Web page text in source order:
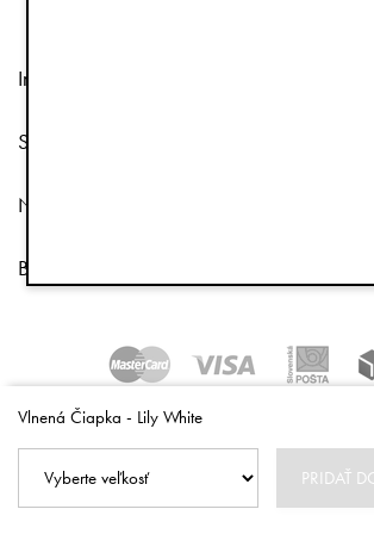
Vlnená Čiapka - Lily White
PRIDAŤ
Informácie
Služby zákazníkom
Nasleduj nás
Bulletin a e-mailový marketing
Copyright © 2026 Elodie Details